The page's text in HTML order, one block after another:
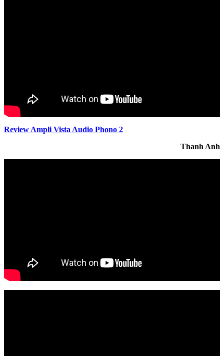
Review Ampli Vista Audio Phono 2
Thanh Anh